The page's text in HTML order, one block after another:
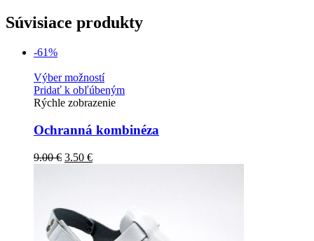
Súvisiace produkty
-61%
Výber možností
Pridať k obľúbeným
Rýchle zobrazenie
Ochranná kombinéza
9.00€ 3.50 €